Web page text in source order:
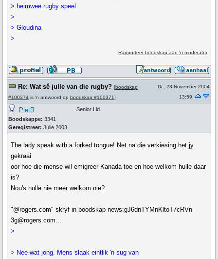
> heimweë rugby speel.
>
> Gloudina
>
Rapporteer boodskap aan 'n moderator
Re: Wat sê julle van die rugby? [boodskap
#100374 is 'n antwoord op boodskap #100371]
Di., 23 November 2004
13:59
PietR
Boodskappe: 3341
Geregistreer: Julie 2003
Senior Lid
The lady speak with a forked tongue! Net na die verkiesing het jy
gekraai
oor hoe die mense wil emigreer Kanada toe en hoe welkom hulle daar
is?
Nou's hulle nie meer welkom nie?
"@rogers.com" skryf in boodskap news:gJ6dnTYMnKltoT7cRVn-
3g@rogers.com...
>
> Nee-wat jong. Mens slaak eintlik 'n sug van